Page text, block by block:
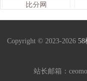
比分网
系统
模拟
管理系统
Copyright © 2023-2026 58
站长邮箱：